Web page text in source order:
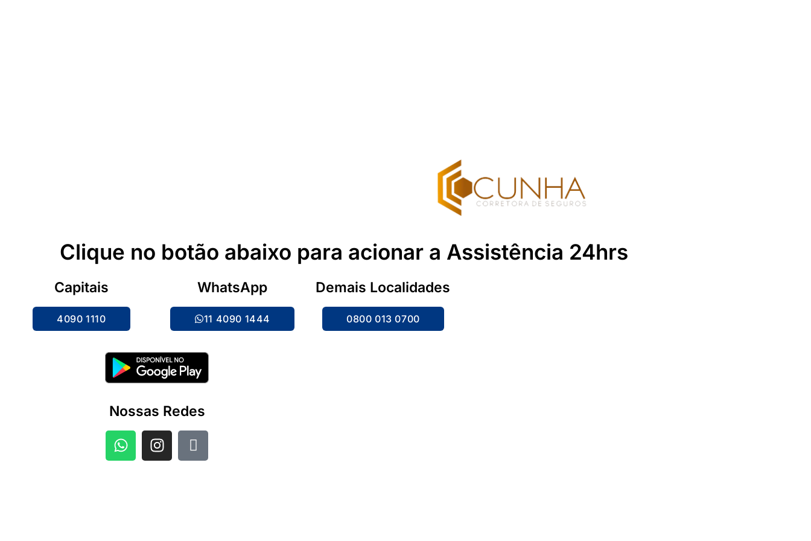
Clique no botão abaixo para acionar a Assistência 24hrs
Capitais
4090 1110
WhatsApp
11 4090 1444
Demais Localidades
0800 013 0700
Nossas Redes